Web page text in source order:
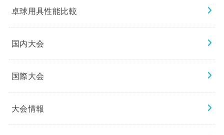
卓球用具性能比較
国内大会
国際大会
大会情報